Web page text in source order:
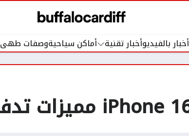
أخبار بالفيديوأخبار تقنية أماكن سياحيةوصفات طهى